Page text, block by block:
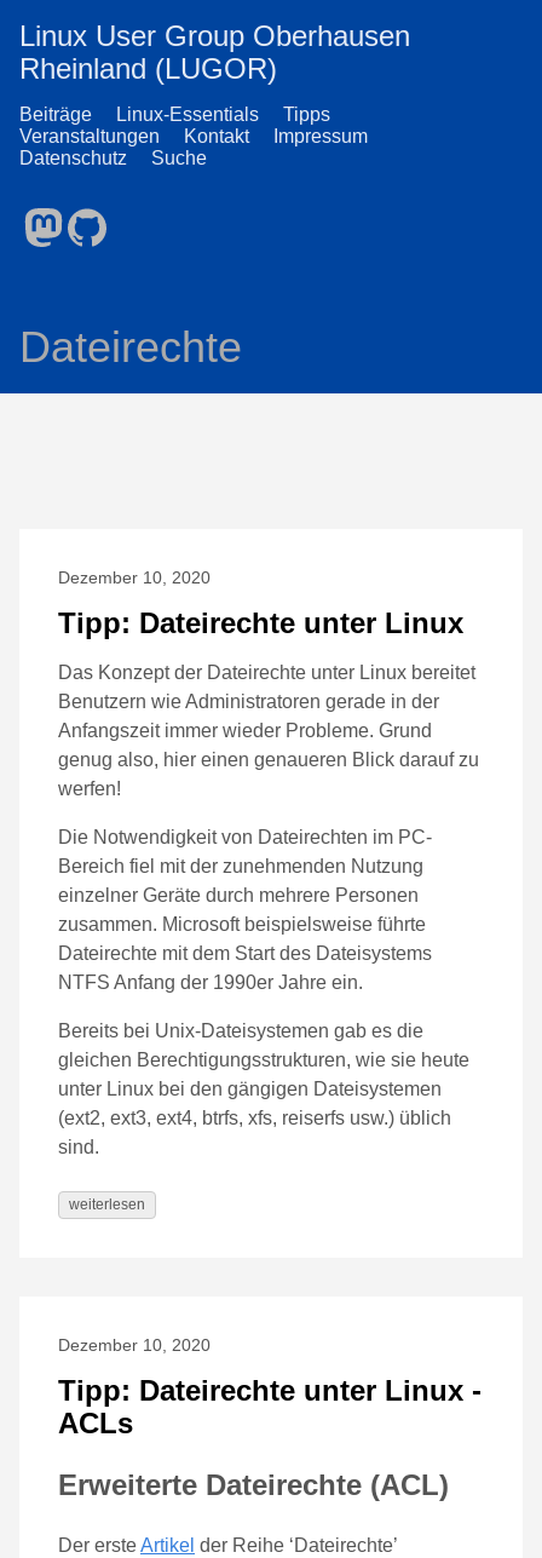
Linux User Group Oberhausen
Rheinland (LUGOR)
Beiträge Linux-Essentials
Tipps
Veranstaltungen
Kontakt
Impressum
Datenschutz
Suche
Dateirechte
Dezember 10, 2020
Tipp: Dateirechte unter Linux
Das Konzept der Dateirechte unter Linux bereitet
Benutzern wie Administratoren gerade in der
Anfangszeit immer wieder Probleme. Grund
genug also, hier einen genaueren Blick darauf zu
werfen!
Die Notwendigkeit von Dateirechten im PC-
Bereich fiel mit der zunehmenden Nutzung
einzelner Geräte durch mehrere Personen
zusammen. Microsoft beispielsweise führte
Dateirechte mit dem Start des Dateisystems
NTFS Anfang der 1990er Jahre ein.
Bereits bei Unix-Dateisystemen gab es die
gleichen Berechtigungsstrukturen, wie sie heute
unter Linux bei den gängigen Dateisystemen
(ext2, ext3, ext4, btrfs, xfs, reiserfs usw.) üblich
sind.
weiterlesen
Dezember 10, 2020
Tipp: Dateirechte unter Linux -
ACLs
Erweiterte Dateirechte (ACL)
Der ersteArtikel der Reihe ‘Dateirechte’